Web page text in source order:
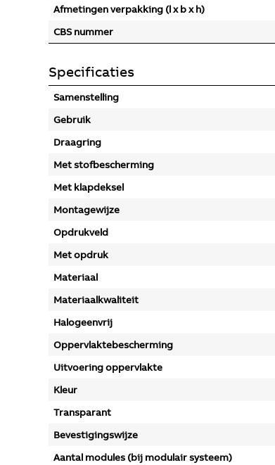
Afmetingen verpakking (l x b x h)
CBS nummer
Specificaties
Samenstelling
Gebruik
Draagring
Met stofbescherming
Met klapdeksel
Montagewijze
Opdrukveld
Met opdruk
Materiaal
Materiaalkwaliteit
Halogeenvrij
Oppervlaktebescherming
Uitvoering oppervlakte
Kleur
Transparant
Bevestigingswijze
Aantal modules (bij modulair systeem)